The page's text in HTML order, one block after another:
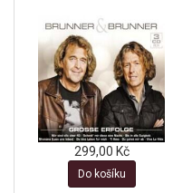
299,00 Kč
Do košíku